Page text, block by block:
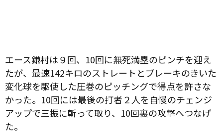
エース鎌村は９回、 10回に無死満塁のピンチを迎え
たが、最速142キロのストレートとブレーキのきいた
変化球を駆使した圧巻のピッチングで得点を許さな
かった。 10回には最後の打者２人を自慢のチェンジ
アップで三振に斬って取り、 10回裏の攻撃へつなげ
た。